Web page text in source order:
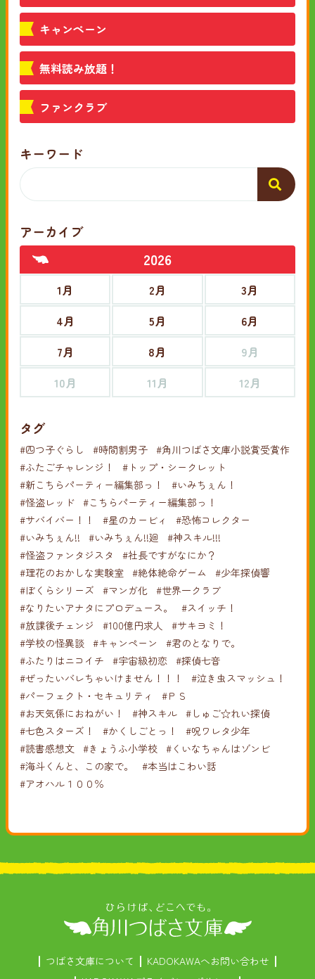
キャンペーン
無料読み放題！
ファンクラブ
キーワード
アーカイブ
2026
1月 2月
3月
4月
5月
6月
7月
8月
9月
10月
11月 12月
タグ
#四つ子ぐらし #時間割男子 #角川つばさ文庫小説賞受賞作
#ふたごチャレンジ！
#トップ・シークレット
#新こちらパーティー編集部っ！
#いみちぇん！
#怪盗レッド #こちらパーティー編集部っ！
#サバイバー！！
#星のカービィ
#恐怖コレクター
#いみちぇん!!
#いみちぇん!!廻
#神スキル!!!
#怪盗ファンタジスタ
#社長ですがなにか？
#理花のおかしな実験室 #絶体絶命ゲーム
#少年探偵響
#ぼくらシリーズ
#マンガ化 #世界一クラブ
#なりたいアナタにプロデュース。
#スイッチ！
#放課後チェンジ
#100億円求人
#サキヨミ！
#学校の怪異談 #キャンペーン
#君のとなりで。
#ふたりはニコイチ
#宇宙級初恋 #探偵七音
#ぜったいバレちゃいけません！！！
#泣き虫スマッシュ！
#パーフェクト・セキュリティ
#ＰＳ
#お天気係におねがい！
#神スキル #しゅご☆れい探偵
#七色スターズ！
#かくしごとっ！
#呪ワレタ少年
#読書感想文
#きょうふ小学校 #くいなちゃんはゾンビ
#海斗くんと、この家で。
#本当はこわい話
#アオハル１００％
つばさ文庫について
KADOKAWAへお問い合わせ